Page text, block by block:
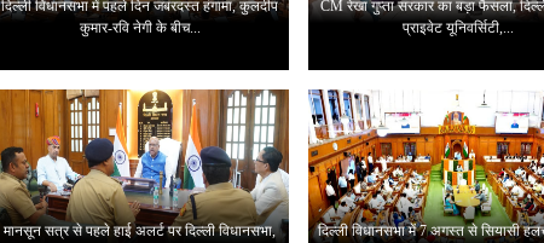
दिल्ली विधानसभा में पहले दिन जबरदस्त हंगामा, कुलदीप
कुमार-रवि नेगी के बीच...
CM रेखा गुप्ता सरकार का बड़ा फैसला,
प्राइवेट यूनिवर्सिटी,...
मानसून सत्र से पहले हाई अलर्ट पर दिल्ली विधानसभा,
दिल्ली विधानसभा में 7 अगस्त से सियासी